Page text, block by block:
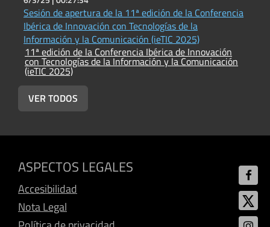
Sesión de apertura de la 11ª edición de la Conferencia
Ibérica de Innovación con Tecnologías de la
Información y la Comunicación (ieTIC 2025)
11ª edición de la Conferencia Ibérica de Innovación
con Tecnologías de la Información y la Comunicación
(ieTIC 2025)
VER TODOS
ASPECTOS LEGALES
Accesibilidad
Nota Legal